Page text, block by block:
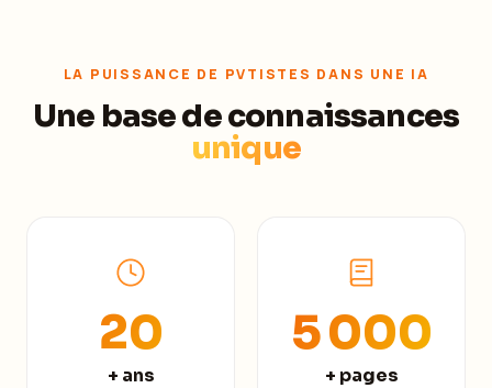
LA PUISSANCE DE PVTISTES DANS UNE IA
Une base de connaissances
unique
20
+ ans
5 000
+ pages